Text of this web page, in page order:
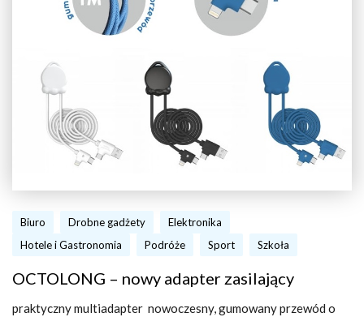
Biuro Drobne gadżety
Elektronika
Hotele i Gastronomia
Podróże Sport Szkoła
OCTOLONG – nowy adapter zasilający
praktyczny multiadapter nowoczesny, gumowany przewód o